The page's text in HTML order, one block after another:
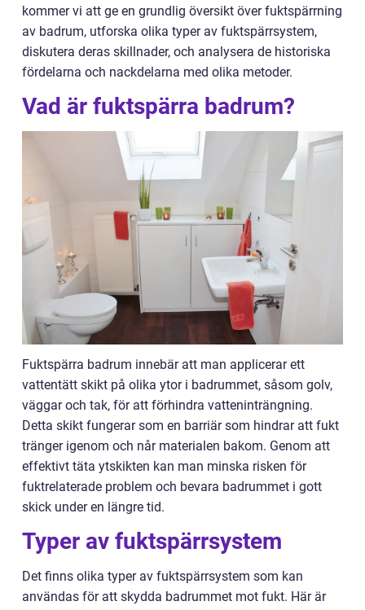
kommer vi att ge en grundlig översikt över fuktspärrning
av badrum, utforska olika typer av fuktspärrsystem,
diskutera deras skillnader, och analysera de historiska
fördelarna och nackdelarna med olika metoder.
Vad är fuktspärra badrum?
Fuktspärra badrum innebär att man applicerar ett
vattentätt skikt på olika ytor i badrummet, såsom golv,
väggar och tak, för att förhindra vatteninträngning.
Detta skikt fungerar som en barriär som hindrar att fukt
tränger igenom och når materialen bakom. Genom att
effektivt täta ytskikten kan man minska risken för
fuktrelaterade problem och bevara badrummet i gott
skick under en längre tid.
Typer av fuktspärrsystem
Det finns olika typer av fuktspärrsystem som kan
användas för att skydda badrummet mot fukt. Här är